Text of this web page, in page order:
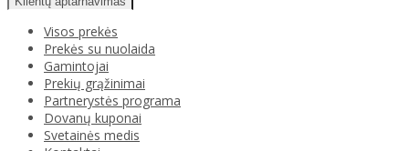
Visos prekės
Prekės su nuolaida
Gamintojai
Prekių grąžinimai
Partnerystės programa
Dovanų kuponai
Svetainės medis